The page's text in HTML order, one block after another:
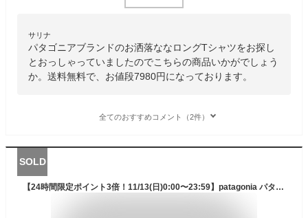
サリナ
パタゴニアブランドのお洒落ななロングTシャツをお探し
とおっしゃっていましたのでこちらの商品いかがでしょう
か。送料無料で、お値段7980円になっております。
全てのおすすめコメント（2件）
SOLD
【24時間限定ポイント3倍！11/13(日)0:00〜23:59】patagonia パタゴニア メンズ Tシャツ ロンT MENS L/S P-6 LOGO RESPONSIBILI-TEE 全2色 38518【ネコポス対応可】